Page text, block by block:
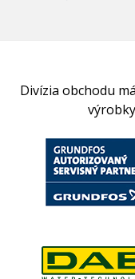
Divízia obchodu